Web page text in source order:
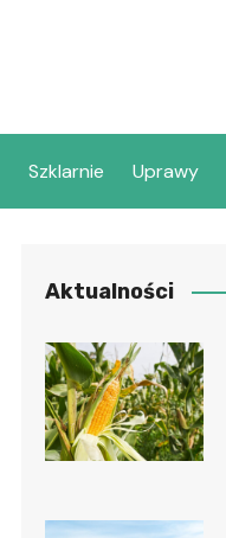
Szklarnie Uprawy
Aktualności